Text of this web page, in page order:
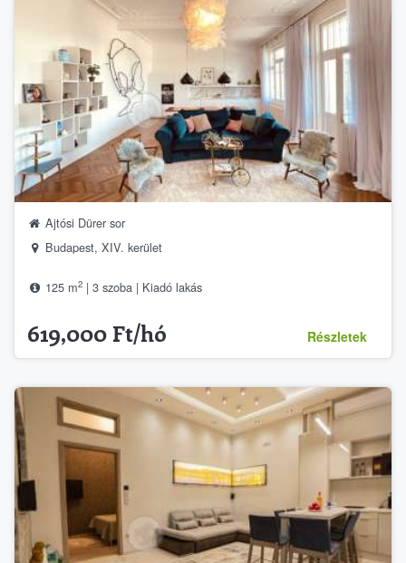
Ajtósi Dürer sor
Budapest, XIV. kerület
125 m2 | 3 szoba | Kiadó lakás
619,000 Ft/hó Részletek